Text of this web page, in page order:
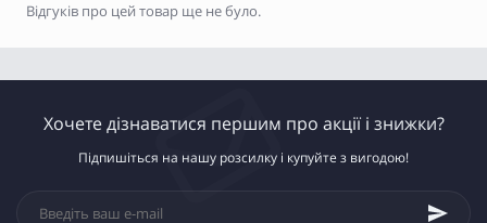
Відгуків про цей товар ще не було.
Хочете дізнаватися першим про акції і знижки?
Підпишіться на нашу розсилку і купуйте з вигодою!